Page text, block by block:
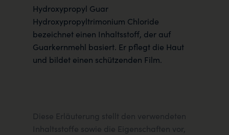
Hydroxypropyl Guar
Hydroxypropyltrimonium Chloride
bezeichnet einen Inhaltsstoff, der auf
Guarkernmehl basiert. Er pflegt die Haut
und bildet einen schützenden Film.
Diese Erläuterung stellt den verwendeten
Inhaltsstoffe sowie die Eigenschaften vor,